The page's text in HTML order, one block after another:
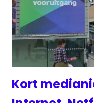
Kort